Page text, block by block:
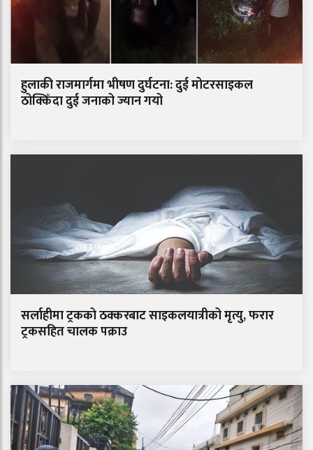
हुलाकी राजमार्गमा भीषण दुर्घटना: दुई मोटरसाइकल
ठोक्किँदा दुई जनाको ज्यान गयो
सर्लाहीमा ट्रकको ठक्करबाट साइकलयात्रीको मृत्यु, फरार
ट्रकसहित चालक पक्राउ